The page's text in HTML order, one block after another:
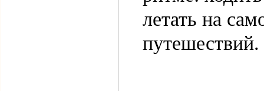
летать на
путешествий.